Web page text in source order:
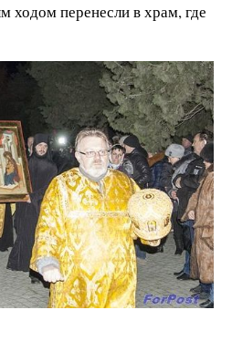
ходом перенесли в храм, где